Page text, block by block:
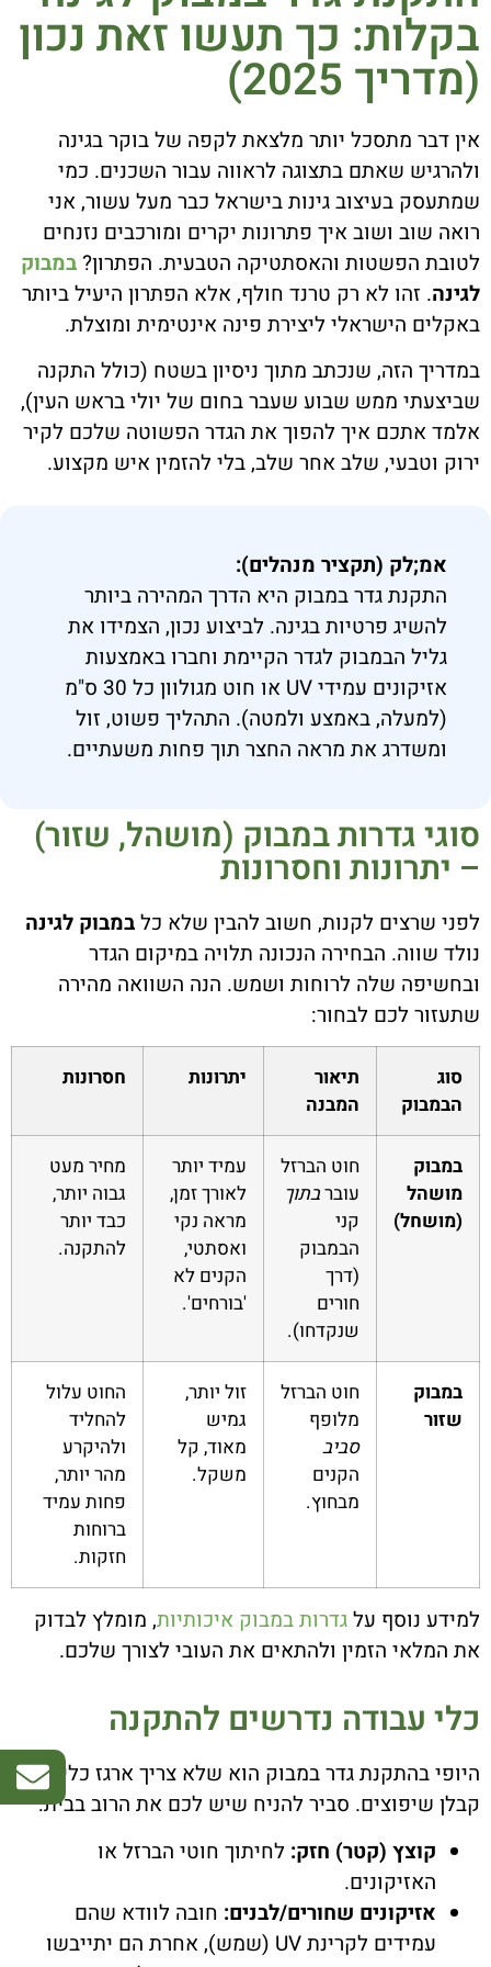
בקלות: כך תעשו זאת נכון
(מדריך 2025)
אין דבר מתסכל יותר מלצאת לקפה של בוקר בגינה
ולהרגיש שאתם בתצוגה לראווה עבור השכנים. כמי
שמתעסק בעיצוב גינות בישראל כבר מעל עשור, אני
רואה שוב ושוב איך פתרונות יקרים ומורכבים נזנחים
לטובת הפשטות והאסתטיקה הטבעית. הפתרון?במבוק
לגינה. זהו לא רק טרנד חולף, אלא הפתרון היעיל ביותר
באקלים הישראלי ליצירת פינה אינטימית ומוצלת.
במדריך הזה, שנכתב מתוך ניסיון בשטח (כולל התקנה
שביצעתי ממש שבוע שעבר בחום של יולי בראש העין),
אלמד אתכם איך להפוך את הגדר הפשוטה שלכם לקיר
ירוק וטבעי, שלב אחר שלב, בלי להזמין איש מקצוע.
אמ;לק (תקציר מנהלים):
התקנת גדר במבוק היא הדרך המהירה ביותר
להשיג פרטיות בגינה. לביצוע נכון, הצמידו את
גליל הבמבוק לגדר הקיימת וחברו באמצעות
אזיקונים עמידי UV או חוט מגולוון כל 30 ס"מ
(למעלה, באמצע ולמטה). התהליך פשוט, זול
ומשדרג את מראה החצר תוך פחות משעתיים.
סוגי גדרות במבוק (מושהל, שזור)
– יתרונות וחסרונות
לפני שרצים לקנות, חשוב להבין שלא כלבמבוק לגינה
נולד שווה. הבחירה הנכונה תלויה במיקום הגדר
ובחשיפה שלה לרוחות ושמש. הנה השוואה מהירה
שתעזור לכם לבחור:
סוג
הבמבוק
תיאור
המבנה
יתרונות חסרונות
במבוק
מושהל
(מושחל)
חוט הברזל
עוברבתוך
קני
הבמבוק
(דרך
חורים
שנקדחו).
עמיד יותר
לאורך זמן,
מראה נקי
ואסתטי,
הקנים לא
'בורחים'.
מחיר מעט
גבוה יותר,
כבד יותר
להתקנה.
במבוק
שזור
חוט הברזל
מלופף
סביב
הקנים
מבחוץ.
זול יותר,
גמיש
מאוד, קל
משקל.
החוט עלול
להחליד
ולהיקרע
מהר יותר,
פחות עמיד
ברוחות
חזקות.
למידע נוסף עלגדרות במבוק איכותיות, מומלץ לבדוק
את המלאי הזמין ולהתאים את העובי לצורך שלכם.
כלי עבודה נדרשים להתקנה
היופי בהתקנת גדר במבוק הוא שלא צריך ארגז כלים של
קבלן שיפוצים. סביר להניח שיש לכם את הרוב בבית:
קוצץ (קטר) חזק: לחיתוך חוטי הברזל או
האזיקונים.
אזיקונים שחורים/לבנים: חובה לוודא שהם
עמידים לקרינת UV (שמש), אחרת הם יתייבשו